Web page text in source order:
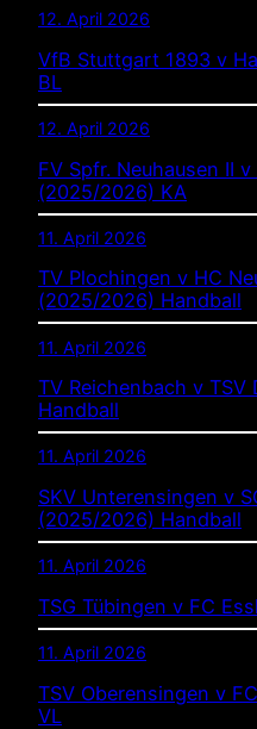
12. April 2026
VfB Stuttgart 1893 v
BL
12. April 2026
FV Spfr. Neuhausen II
(2025/2026) KA
11. April 2026
TV Plochingen v HC
(2025/2026) Handball
11. April 2026
TV Reichenbach v
Handball
11. April 2026
SKV Unterensingen v
(2025/2026) Handball
11. April 2026
TSG Tübingen v FC
11. April 2026
TSV Oberensingen v
VL